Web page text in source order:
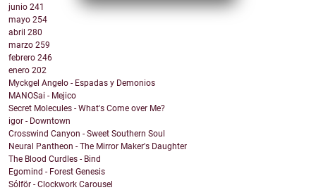
junio 241
mayo 254
abril 280
marzo 259
febrero 246
enero 202
Myckgel Angelo - Espadas y Demonios
MANOSai - Mejico
Secret Molecules - What's Come over Me?
igor - Downtown
Crosswind Canyon - Sweet Southern Soul
Neural Pantheon - The Mirror Maker's Daughter
The Blood Curdles - Bind
Egomind - Forest Genesis
Sólför - Clockwork Carousel